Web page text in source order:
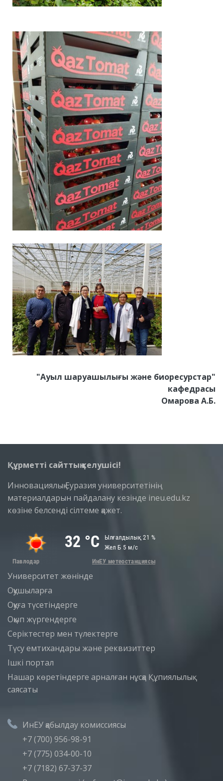
"Ауыл шаруашылығы және биоресурстар"
кафедрасы
Омарова А.Б.
Құрметті сайттың келушісі!
Инновациялық Еуразия университетінің
материалдарын пайдалану кезінде ineu.edu.kz
көзіне белсенді сілтеме қажет.
Университет жөнінде
Оқушыларға
Оқуға түсетіндерге
Оқып жүргендерге
Серіктестер мен түлектерге
Түсу емтихандары және реквизиттер
Iшкi портал
Нашар көретіндерге арналған нұсқа Құпиялылық
саясаты
ИнЕУ қабылдау комиссиясы
+7 (700) 956-98-91
+7 (775) 034-00-10
+7 (7182) 67-37-37